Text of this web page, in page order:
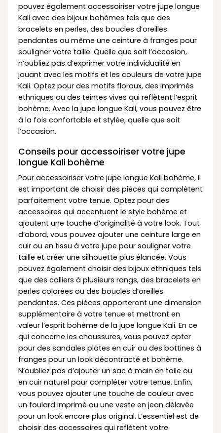
pouvez également accessoiriser votre jupe longue
Kali avec des bijoux bohèmes tels que des
bracelets en perles, des boucles d’oreilles
pendantes ou même une ceinture à franges pour
souligner votre taille. Quelle que soit l’occasion,
n’oubliez pas d’exprimer votre individualité en
jouant avec les motifs et les couleurs de votre jupe
Kali. Optez pour des motifs floraux, des imprimés
ethniques ou des teintes vives qui reflètent l’esprit
bohème. Avec la jupe longue Kali, vous pouvez être
à la fois confortable et stylée, quelle que soit
l’occasion.
Conseils pour accessoiriser votre jupe
longue Kali bohème
Pour accessoiriser votre jupe longue Kali bohème, il
est important de choisir des pièces qui complètent
parfaitement votre tenue. Optez pour des
accessoires qui accentuent le style bohème et
ajoutent une touche d’originalité à votre look. Tout
d’abord, vous pouvez ajouter une ceinture large en
cuir ou en tissu à votre jupe pour souligner votre
taille et créer une silhouette plus élancée. Vous
pouvez également choisir des bijoux ethniques tels
que des colliers à plusieurs rangs, des bracelets en
perles colorées ou des boucles d’oreilles
pendantes. Ces pièces apporteront une dimension
supplémentaire à votre tenue et mettront en
valeur l’esprit bohème de la jupe longue Kali. En ce
qui concerne les chaussures, vous pouvez opter
pour des sandales plates en cuir ou des bottines à
franges pour un look décontracté et bohème.
N’oubliez pas d’ajouter un sac à main en toile ou
en cuir naturel pour compléter votre tenue. Enfin,
vous pouvez ajouter une touche de couleur avec
un foulard imprimé ou une veste en jean délavée
pour un look encore plus original. L’essentiel est de
choisir des accessoires qui reflètent votre